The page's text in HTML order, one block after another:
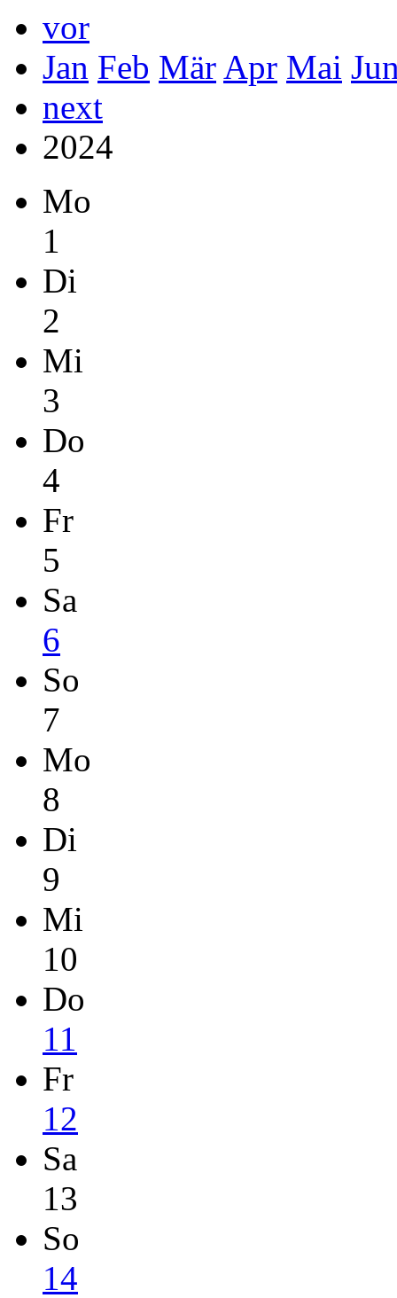
vor
Jan Feb Mär Apr Mai
next
2024
Mo
1
Di
2
Mi
3
Do
4
Fr
5
Sa
6
So
7
Mo
8
Di
9
Mi
10
Do
11
Fr
12
Sa
13
So
14